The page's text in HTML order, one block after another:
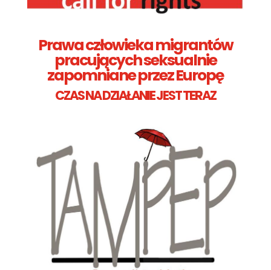
Prawa człowieka migrantów
pracujących seksualnie
zapomniane przez Europę
CZAS NA DZIAŁANIE JEST TERAZ